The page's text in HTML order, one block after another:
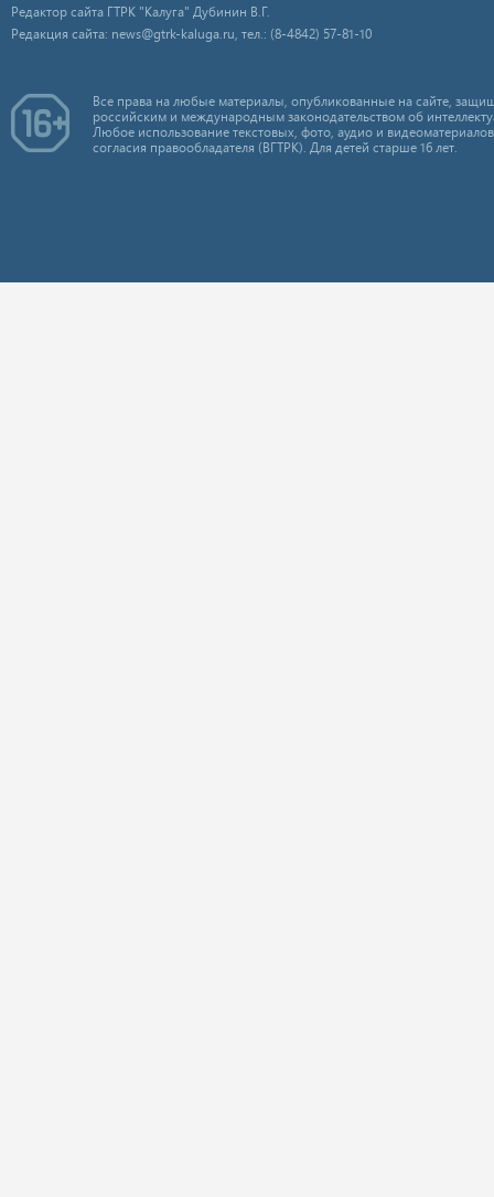
Редактор сайта ГТРК "Калуга" Дубинин В.Г.
Редакция сайта: news@gtrk-kaluga.ru, тел.: (8-4842) 57-81-10
Все права на любые материалы, опубликованные на сайте,
российским и международным законодательством об
Любое использование текстовых, фото, аудио и
согласия правообладателя (ВГТРК). Для детей старше 16 лет.